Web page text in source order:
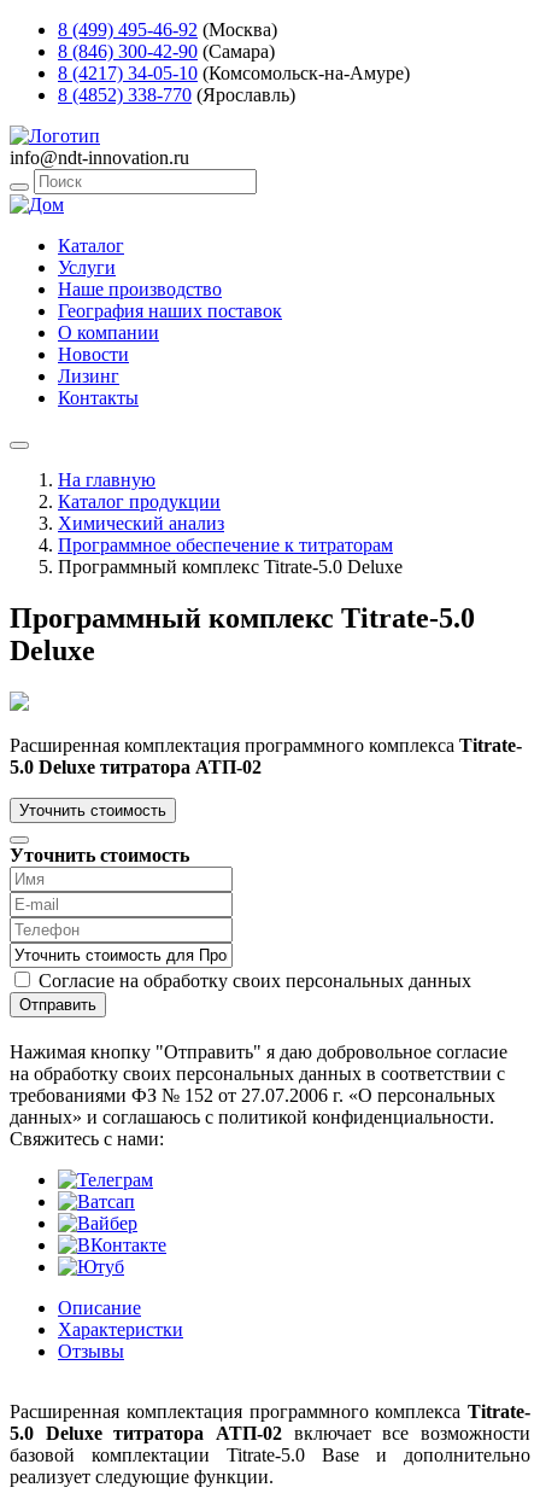
8 (499) 495-46-92 (Москва)
8 (846) 300-42-90 (Самара)
8 (4217) 34-05-10 (Комсомольск-на-Амуре)
8 (4852) 338-770 (Ярославль)
info@ndt-innovation.ru
Каталог
Услуги
Наше производство
География наших поставок
О компании
Новости
Лизинг
Контакты
На главную
Каталог продукции
Химический анализ
Программное обеспечение к титраторам
Программный комплекс Titrate-5.0 Deluxe
Программный комплекс Titrate-5.0
Deluxe
Расширенная комплектация программного комплекса Titrate-
5.0 Deluxe титратора АТП-02
Уточнить стоимость
Уточнить стоимость
Согласие на обработку своих персональных данных
Отправить
Нажимая кнопку "Отправить" я даю добровольное согласие
на обработку своих персональных данных в соответствии с
требованиями ФЗ № 152 от 27.07.2006 г. «О персональных
данных» и соглашаюсь с политикой конфиденциальности.
Cвяжитесь с нами:
Описание
Характеристки
Отзывы
Расширенная комплектация программного комплекса Titrate-
5.0 Deluxe титратора АТП-02 включает все возможности
базовой комплектации Titrate-5.0 Base и дополнительно
реализует следующие функции.